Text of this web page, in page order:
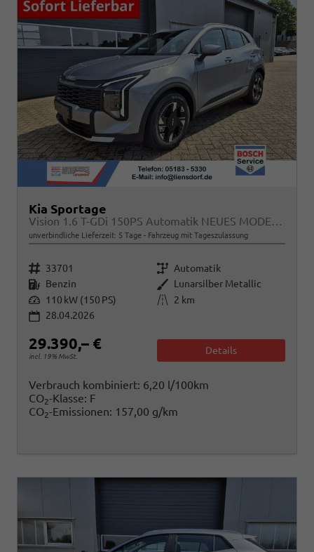
Kia Sportage
Vision 1.6 T-GDi 150PS Automatik NEUES MODELL MY26 FACELIFT Sitzheizung Lenkradheizung Klimaautomatik Navi Bluetooth Touchscreen Apple CarPlay Android Auto PDC v+h 17"LM Rückf.Kamera ACC 2x Keyless
unverbindliche Lieferzeit: 5 Tage Fahrzeug mit Tageszulassung
Fahrzeugnr. 33701 Getriebe Automatik
Kraftstoff Benzin Außenfarbe Lunarsilber Metallic
Leistung 110 kW (150 PS) Kilometerstand
2 km
28.04.2026
29.390,– €
incl. 19% MwSt.
Details
Verbrauch kombiniert: 6,20 l/100km
CO2-Klasse: F
CO2-Emissionen: 157,00 g/km